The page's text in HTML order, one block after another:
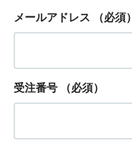
メールアドレス （必須）
受注番号 （必須）